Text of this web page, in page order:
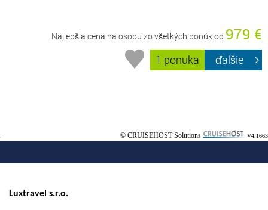
Najlepšia cena na osobu zo všetkých ponúk od 979 €
1 ponuka ďalšie
© CRUISEHOST Solutions V4.1663
Luxtravel s.r.o.